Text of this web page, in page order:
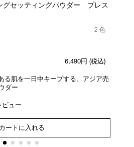
グセッティングパウダー プレス
2 色
6,490円 (税込)
る肌を一日中キープする、アジア売
ダー
ビュー
カートに入れる